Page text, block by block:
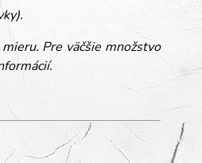
Pre väčšie množstvo